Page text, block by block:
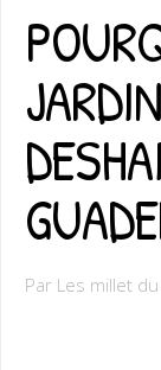
Par Les millet